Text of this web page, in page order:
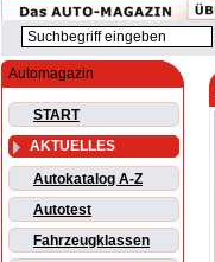
Automagazin
START
AKTUELLES
Autokatalog A-Z
Autotest
Fahrzeugklassen